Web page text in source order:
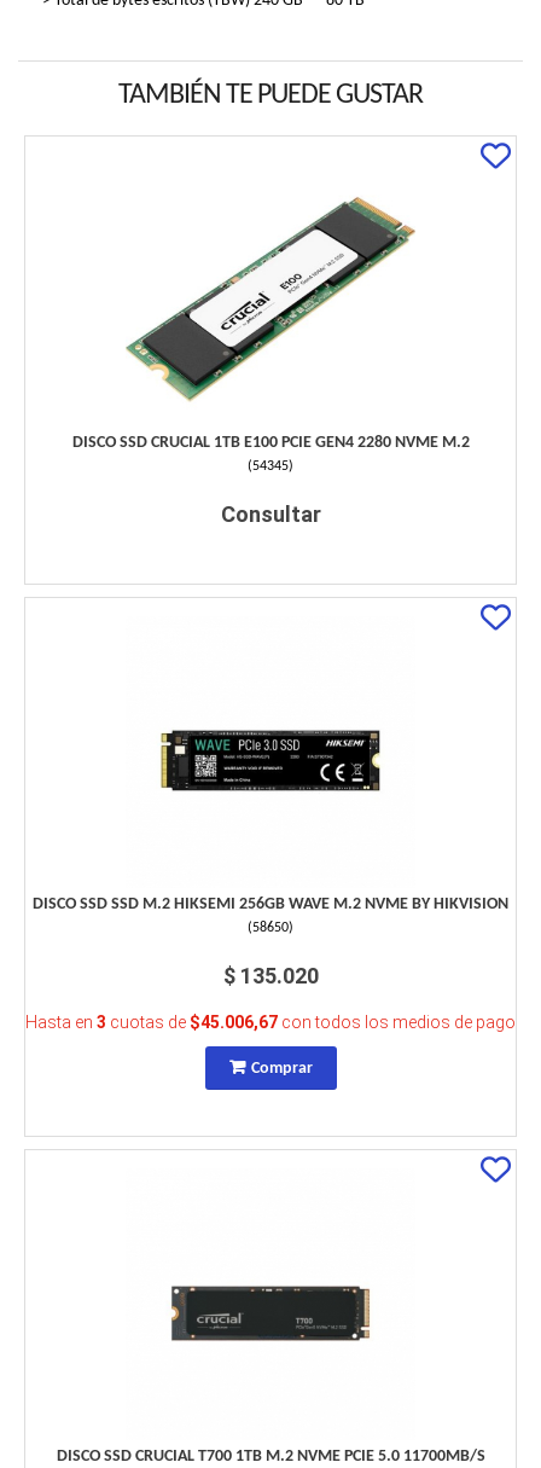
TAMBIÉN TE PUEDE GUSTAR
DISCO SSD CRUCIAL 1TB E100 PCIE GEN4 2280 NVME M.2
(54345)
Consultar
DISCO SSD SSD M.2 HIKSEMI 256GB WAVE M.2 NVME BY HIKVISION
(58650)
$ 135.020
Hasta en 3 cuotas de $45.006,67 con todos los medios de pago
Comprar
DISCO SSD CRUCIAL T700 1TB M.2 NVME PCIE 5.0 11700MB/S